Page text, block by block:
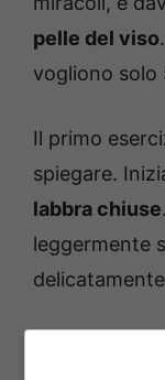
pelle del viso
vogliono solo
Il primo
spiegare.
labbra chiuse
leggermente